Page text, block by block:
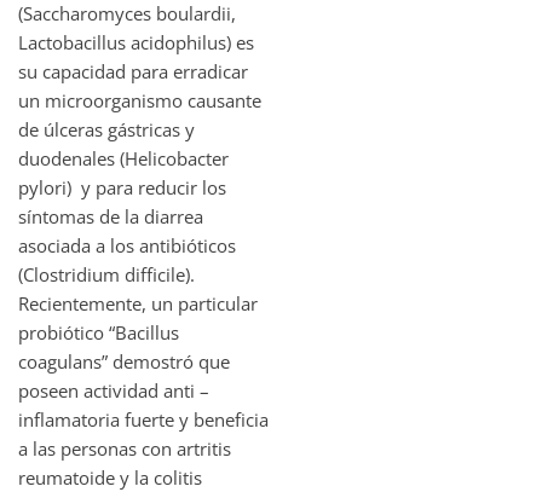
(Saccharomyces boulardii,
Lactobacillus acidophilus) es
su capacidad para erradicar
un microorganismo causante
de úlceras gástricas y
duodenales (Helicobacter
pylori) y para reducir los
síntomas de la diarrea
asociada a los antibióticos
(Clostridium difficile).
Recientemente, un particular
probiótico “Bacillus
coagulans” demostró que
poseen actividad anti –
inflamatoria fuerte y beneficia
a las personas con artritis
reumatoide y la colitis